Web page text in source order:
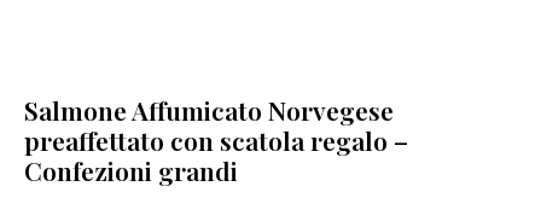
Salmone Affumicato Norvegese
preaffettato con scatola regalo –
Confezioni grandi